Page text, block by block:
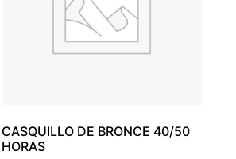
CASQUILLO DE BRONCE 40/50
HORAS